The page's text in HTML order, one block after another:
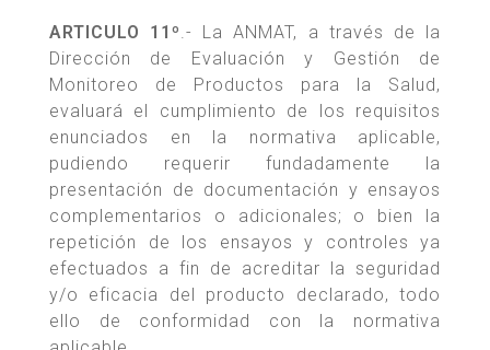
ARTICULO 11º.- La ANMAT, a través de la
Dirección de Evaluación y Gestión de
Monitoreo de Productos para la Salud,
evaluará el cumplimiento de los requisitos
enunciados en la normativa aplicable,
pudiendo requerir fundadamente la
presentación de documentación y ensayos
complementarios o adicionales; o bien la
repetición de los ensayos y controles ya
efectuados a fin de acreditar la seguridad
y/o eficacia del producto declarado, todo
ello de conformidad con la normativa